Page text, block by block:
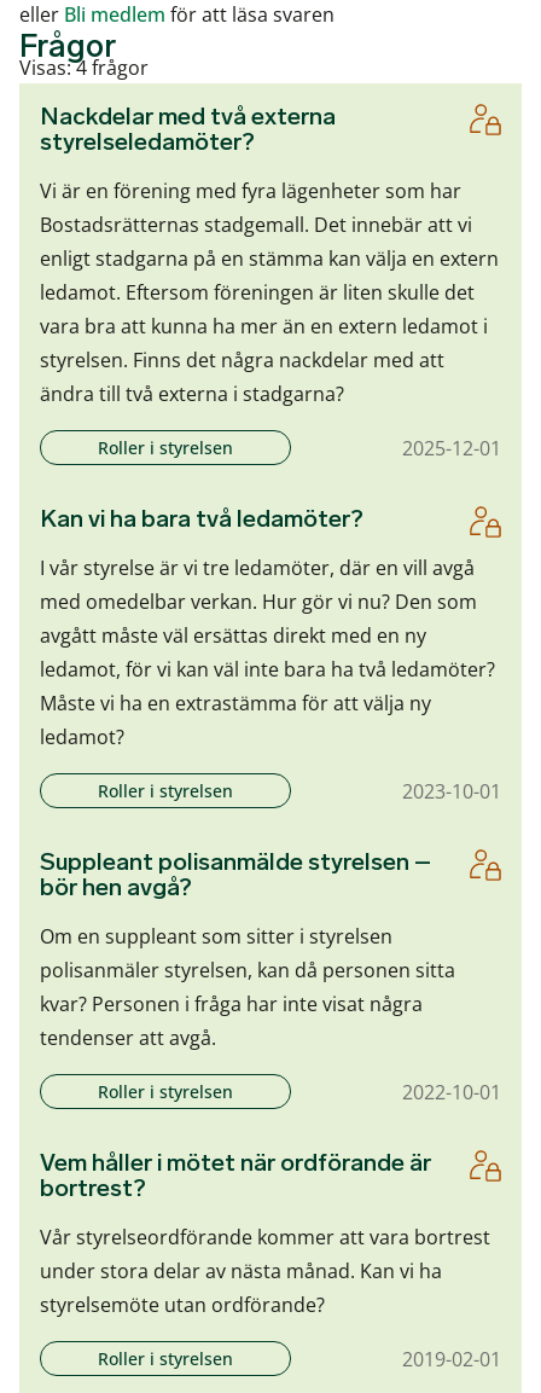
eller Bli medlem för att läsa svaren
Frågor
Visas: 4 frågor
Nackdelar med två externa
styrelseledamöter?
Vi är en förening med fyra lägenheter som har
Bostadsrätternas stadgemall. Det innebär att vi
enligt stadgarna på en stämma kan välja en extern
ledamot. Eftersom föreningen är liten skulle det
vara bra att kunna ha mer än en extern ledamot i
styrelsen. Finns det några nackdelar med att
ändra till två externa i stadgarna?
Roller i styrelsen 2025-12-01
Kan vi ha bara två ledamöter?
I vår styrelse är vi tre ledamöter, där en vill avgå
med omedelbar verkan. Hur gör vi nu? Den som
avgått måste väl ersättas direkt med en ny
ledamot, för vi kan väl inte bara ha två ledamöter?
Måste vi ha en extrastämma för att välja ny
ledamot?
Roller i styrelsen 2023-10-01
Suppleant polisanmälde styrelsen –
bör hen avgå?
Om en suppleant som sitter i styrelsen
polisanmäler styrelsen, kan då personen sitta
kvar? Personen i fråga har inte visat några
tendenser att avgå.
Roller i styrelsen 2022-10-01
Vem håller i mötet när ordförande är
bortrest?
Vår styrelseordförande kommer att vara bortrest
under stora delar av nästa månad. Kan vi ha
styrelsemöte utan ordförande?
Roller i styrelsen 2019-02-01